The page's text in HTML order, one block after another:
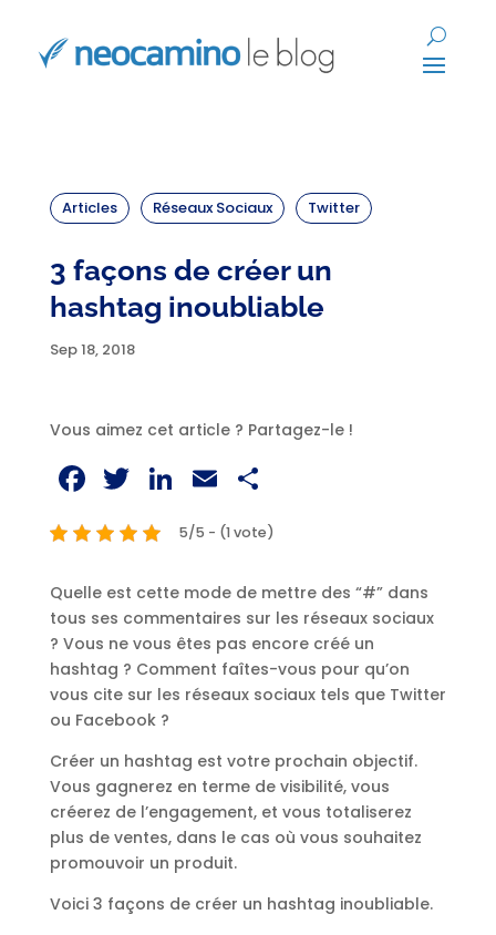
Articles Réseaux Sociaux Twitter
3 façons de créer un
hashtag inoubliable
Sep 18, 2018
Vous aimez cet article ? Partagez-le !
Facebook
Twitter
LinkedIn
Email
5/5 - (1 vote)
Quelle est cette mode de mettre des “#” dans
tous ses commentaires sur les réseaux sociaux
? Vous ne vous êtes pas encore créé un
hashtag ? Comment faîtes-vous pour qu’on
vous cite sur les réseaux sociaux tels que Twitter
ou Facebook ?
Créer un hashtag est votre prochain objectif.
Vous gagnerez en terme de visibilité, vous
créerez de l’engagement, et vous totaliserez
plus de ventes, dans le cas où vous souhaitez
promouvoir un produit.
Voici 3 façons de créer un hashtag inoubliable.